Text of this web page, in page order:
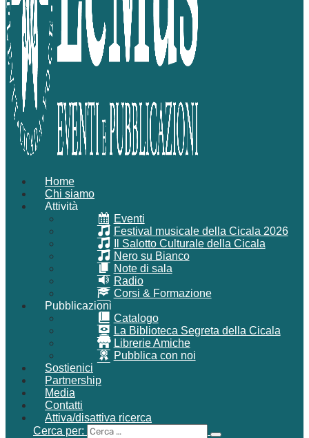
Home
Chi siamo
Attività
Eventi
Festival musicale della Cicala 2026
Il Salotto Culturale della Cicala
Nero su Bianco
Note di sala
Radio
Corsi & Formazione
Pubblicazioni
Catalogo
La Biblioteca Segreta della Cicala
Librerie Amiche
Pubblica con noi
Sostienici
Partnership
Media
Contatti
Attiva/disattiva ricerca
Cerca per: